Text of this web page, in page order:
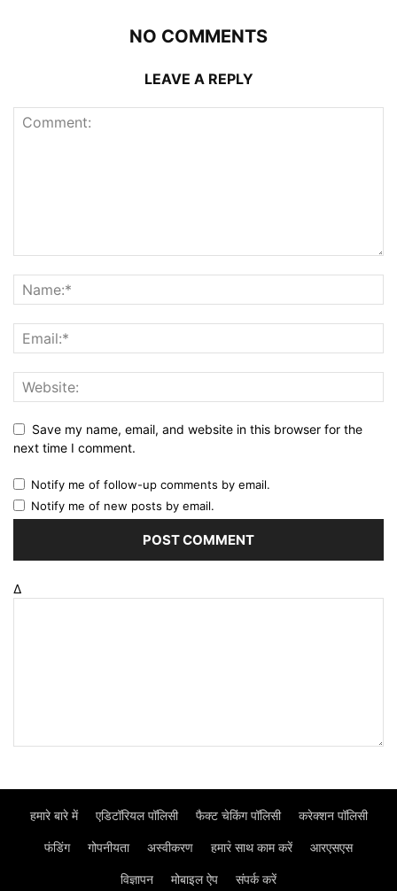
NO COMMENTS
LEAVE A REPLY
Save my name, email, and website in this browser for the
next time I comment.
Notify me of follow-up comments by email.
Notify me of new posts by email.
Δ
हमारे बारे में एडिटॉरियल पॉलिसी फैक्ट चेकिंग पॉलिसी करेक्शन पॉलिसी
फंडिंग गोपनीयता अस्वीकरण हमार॓ साथ काम करें आरएसएस
विज्ञापन मोबाइल ऐप संपर्क करें